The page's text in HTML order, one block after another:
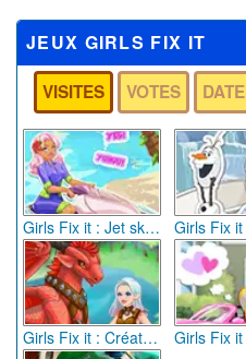
JEUX GIRLS FIX IT
VISITES VOTES DATE
Girls Fix it : Jet ski d'Amanda
Girls Fix it : Créature magique